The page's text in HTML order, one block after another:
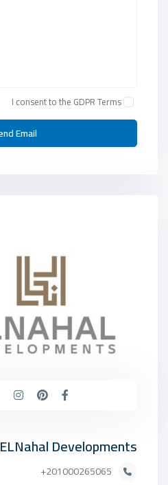
I consent to the GDPR Terms
ELNahal Developments
201000265065+